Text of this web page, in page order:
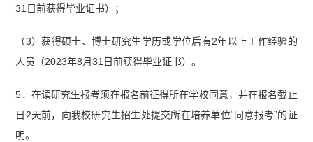
31日前获得毕业证书）；
（3）获得硕士、博士研究生学历或学位后有2年以上工作经验的
人员（2023年8月31日前获得毕业证书）。
5．在读研究生报考须在报名前征得所在学校同意，并在报名截止
日2天前，向我校研究生招生处提交所在培养单位“同意报考”的证
明。